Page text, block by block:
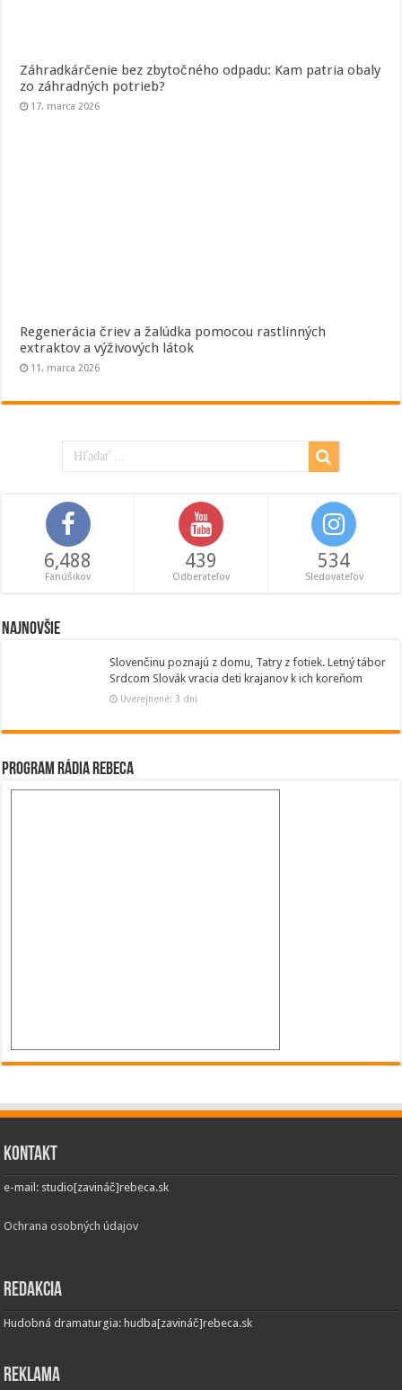
Záhradkárčenie bez zbytočného odpadu: Kam patria obaly
zo záhradných potrieb?
17. marca 2026
Regenerácia čriev a žalúdka pomocou rastlinných
extraktov a výživových látok
11. marca 2026
6,488
Fanúšikov
439
Odberateľov
534
Sledovateľov
Najnovšie
Slovenčinu poznajú z domu, Tatry z fotiek. Letný tábor
Srdcom Slovák vracia deti krajanov k ich koreňom
Uverejnené: 3 dni
Program Rádia Rebeca
Kontakt
e-mail: studio[zavináč]rebeca.sk
Ochrana osobných údajov
Redakcia
Hudobná dramaturgia: hudba[zavináč]rebeca.sk
Reklama